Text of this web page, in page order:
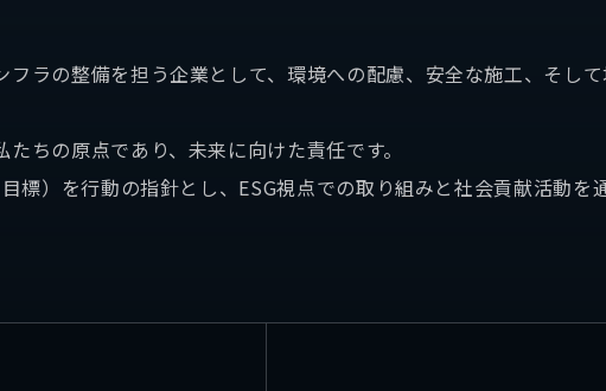
わせ 自社メディア
ラの整備を担う企業として、環境への配慮、安全な施工、そし
ちの原点であり、未来に向けた責任です。
標）を行動の指針とし、ESG視点での取り組みと社会貢献活動を